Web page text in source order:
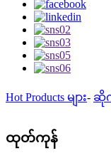
Hot Products များ- ဆို
ထုတ်ကုန်